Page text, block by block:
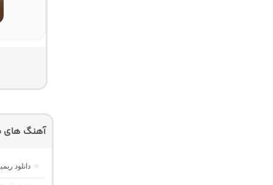
آهنگ های
دانلود ریمیکس امکو 43 از